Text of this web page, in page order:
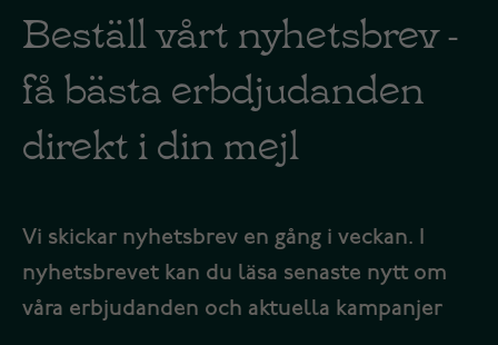
Beställ vårt nyhetsbrev -
få bästa erbdjudanden
direkt i din mejl
Vi skickar nyhetsbrev en gång i veckan. I
nyhetsbrevet kan du läsa senaste nytt om
våra erbjudanden och aktuella kampanjer